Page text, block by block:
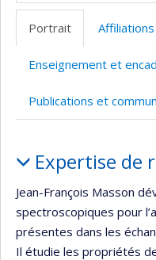
Portrait
Enseignement et
Publications et
Expertise de
Jean-François Masson
spectroscopiques pour
présentes dans les
Il étudie les propriétés